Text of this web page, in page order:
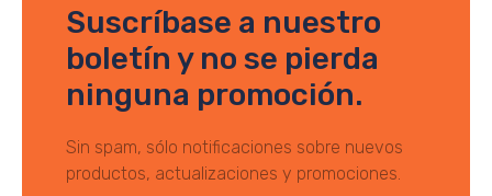
Suscríbase a nuestro
boletín y no se pierda
ninguna promoción.
Sin spam, sólo notificaciones sobre nuevos
productos, actualizaciones y promociones.